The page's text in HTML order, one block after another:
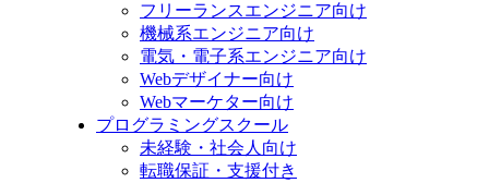
フリーランスエンジニア向け
機械系エンジニア向け
電気・電子系エンジニア向け
Webデザイナー向け
Webマーケター向け
プログラミングスクール
未経験・社会人向け
転職保証・支援付き